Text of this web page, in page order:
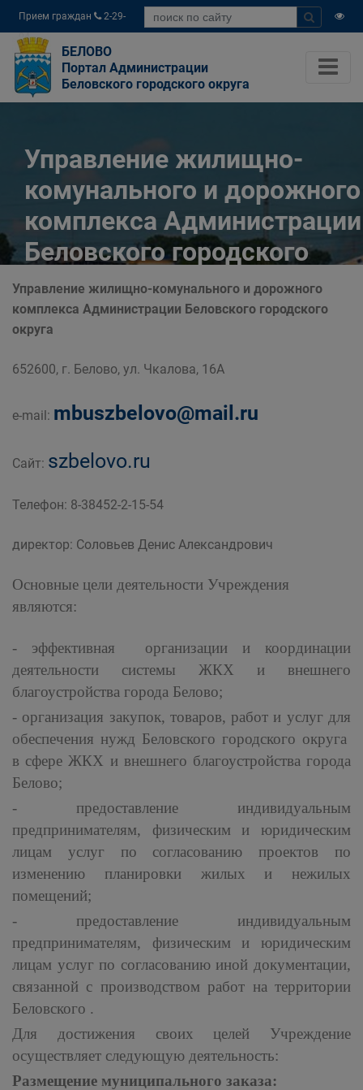
Прием граждан
2-29-
04
БЕЛОВО
Портал Администрации
Беловского городского округа
Управление жилищно-
комунального и дорожного
комплекса Администрации
Беловского городского
округа
Управление жилищно-комунального и
Беловского городского округа
Управление жилищно-комунального и дорожного
комплекса Администрации Беловского городского
округа
652600, г. Белово, ул. Чкалова, 16А
e-mail: mbuszbelovo@mail.ru
Сайт: szbelovo.ru
Телефон: 8-38452-2-15-54
директор: Соловьев Денис Александрович
Основные цели деятельности Учреждения
являются:
- эффективная организации и координации
деятельности системы ЖКХ и внешнего
благоустройства города Белово;
- организация закупок, товаров, работ и услуг для
обеспечения нужд Беловского городского округа
в сфере ЖКХ и внешнего благоустройства города
Белово;
- предоставление индивидуальным
предпринимателям, физическим и юридическим
лицам услуг по согласованию проектов по
изменению планировки жилых и нежилых
помещений;
- предоставление индивидуальным
предпринимателям, физическим и юридическим
лицам услуг по согласованию иной документации,
связанной с производством работ на территории
Беловского .
Для достижения своих целей Учреждение
осуществляет следующую деятельность:
Размещение муниципального заказа: